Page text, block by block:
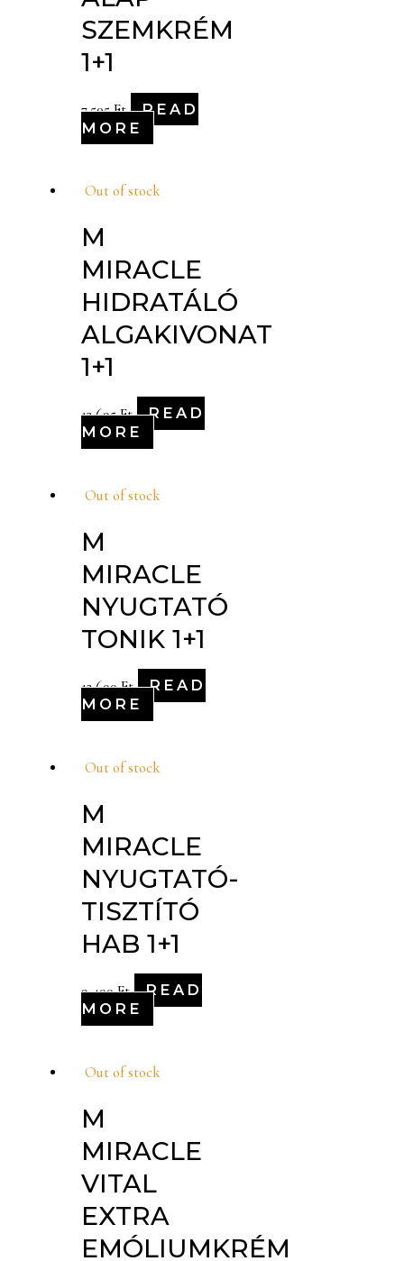
SZEMKRÉM
1+1
7,505Ft
READ
MORE
Out of stock
M
MIRACLE
HIDRATÁLÓ
ALGAKIVONAT
1+1
13,695Ft
READ
MORE
Out of stock
M
MIRACLE
NYUGTATÓ
TONIK 1+1
12,600Ft
READ
MORE
Out of stock
M
MIRACLE
NYUGTATÓ-
TISZTÍTÓ
HAB 1+1
9,400Ft
READ
MORE
Out of stock
M
MIRACLE
VITAL
EXTRA
EMÓLIUMKRÉM